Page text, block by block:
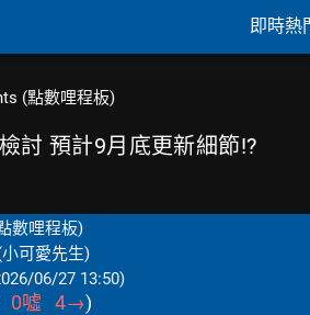
即時熱
(點數哩程板)
討 預計9月底更新細節!?
數哩程板)
小可愛先生)
06/27 13:50)
0噓 4→)